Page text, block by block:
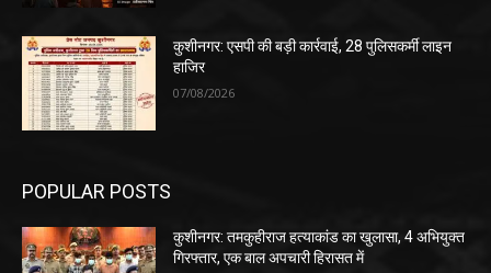
कुशीनगर: एसपी की बड़ी कार्रवाई, 28 पुलिसकर्मी लाइन
हाजिर
07/08/2026
POPULAR POSTS
कुशीनगर: तमकुहीराज हत्याकांड का खुलासा, 4 अभियुक्त
गिरफ्तार, एक बाल अपचारी हिरासत में